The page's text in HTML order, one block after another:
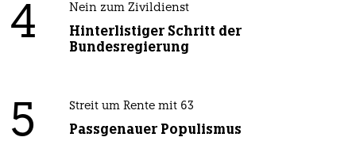
4 Nein zum Zivildienst
Hinterlistiger Schritt der
Bundesregierung
5 Streit um Rente mit 63
Passgenauer Populismus